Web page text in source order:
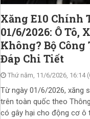
Xăng E10 Chính
01/6/2026: Ô Tô,
Không? Bộ
Đáp Chi Tiết
Thứ năm, 11/6/2026, 16:14
Từ ngày 01/6/2026, xăng
trên toàn quốc theo
có gây hại cho động cơ ô